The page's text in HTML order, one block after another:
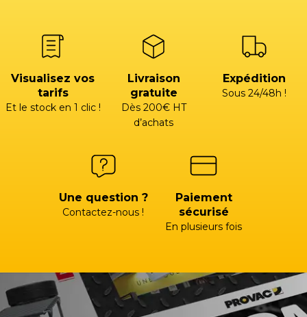
Visualisez vos
tarifs
Et le stock en 1 clic !
Livraison
gratuite
Dès 200€ HT
d’achats
Expédition
Sous 24/48h !
Une question ?
Contactez-nous !
Paiement
sécurisé
En plusieurs fois